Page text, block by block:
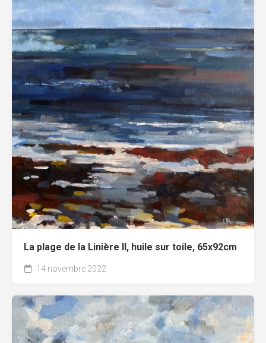
La plage de la Linière II, huile sur toile, 65x92cm
14 novembre 2022